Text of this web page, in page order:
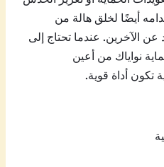
أيضًا لخلق هالة من
الآخرين. عندما تحتاج إلى
نواياك من أعين
تكون أداة قوية.